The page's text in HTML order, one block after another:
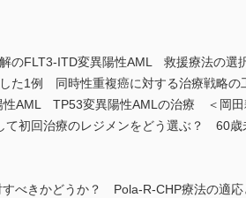
のFLT3-ITD変異陽性AML 救援療法の
た1例 同時性重複癌に対する治療戦略
AML TP53変異陽性AMLの治療 ＜岡田
初回治療のレジメンをどう選ぶ？ 60
べきかどうか？ Pola-R-CHP療法の適